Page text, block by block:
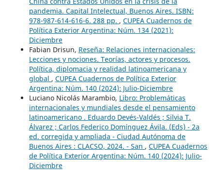
pandemia. Capital Intelectual, Buenos Aires. ISBN:
978-987-614-616-6. 288 pp. , CUPEA Cuadernos de
Política Exterior Argentina: Núm. 134 (2021):
Diciembre
Fabian Drisun, Reseña: Relaciones internacionales:
Lecciones y nociones. Teorías, actores y procesos.
Política, diplomacia y realidad latinoamericana y
global , CUPEA Cuadernos de Política Exterior
Argentina: Núm. 140 (2024): Julio-Diciembre
Luciano Nicolás Marambio, Libro: Problemáticas
internacionales y mundiales desde el pensamiento
latinoamericano . Eduardo Devés-Valdés ; Silvia T.
Álvarez ; Carlos Federico Domínguez Ávila. (Eds) - 2a
ed. corregida y ampliada - Ciudad Autónoma de
Buenos Aires : CLACSO, 2024. - San , CUPEA Cuadernos
de Política Exterior Argentina: Núm. 140 (2024): Julio-
Diciembre